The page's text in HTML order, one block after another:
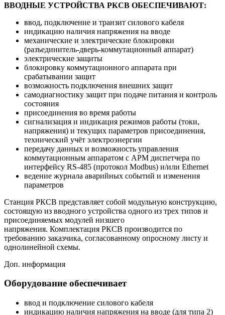
ВВОДНЫЕ УСТРОЙСТВА РКСВ ОБЕСПЕЧИВАЮТ:
ввод, подключение и транзит силового кабеля
индикацию наличия напряжения на вводе
механические и электрические блокировки
(разъединитель-дверь-коммутационный аппарат)
электрические защиты
блокировку коммутационного аппарата при
срабатывании защит
возможность подключения внешних защит
самодиагностику защит при подаче питания и контроль
состояния
присоединения во время работы
сигнализация и индикация режимов работы (токи,
напряжения) и текущих параметров присоединения,
технический учёт электроэнергии
передачу данных и возможность управления
коммутационным аппаратом с АРМ диспетчера по
интерфейсу RS-485 (протокол Modbus) и/или Ethernet
ведение журнала аварийных событий и изменения
параметров
Станция РКСВ представляет собой модульную конструкцию,
состоящую из вводного устройства одного из трех типов и
присоединяемых модулей низшего
напряжения. Комплектация РКСВ производится по
требованию заказчика, согласованному опросному листу и
однолинейной схемы.
Доп. информация
Оборудование обеспечивает
ввод и подключение силового кабеля
индикацию наличия напряжения на вводе (для типа 2)